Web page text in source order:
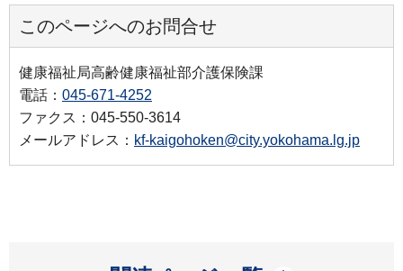
このページへのお問合せ
健康福祉局高齢健康福祉部介護保険課
電話： 045-671-4252
ファクス：045-550-3614
メールアドレス： kf-kaigohoken@city.yokohama.lg.jp